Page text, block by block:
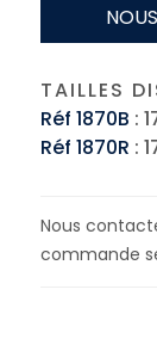
TAILLES
Réf 1870B :
Réf 1870R :
Nous
commande